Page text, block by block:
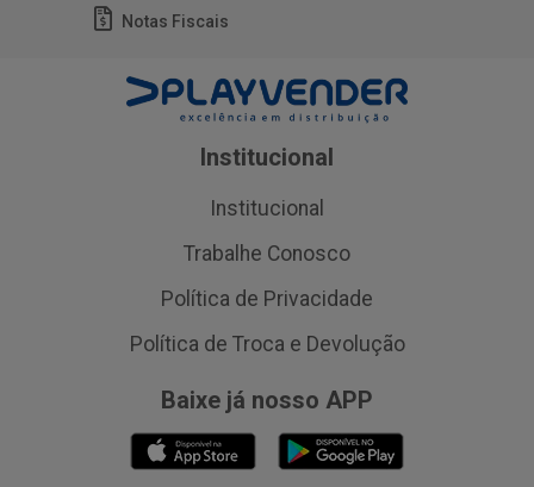
Notas Fiscais
Institucional
Institucional
Trabalhe Conosco
Política de Privacidade
Política de Troca e Devolução
Baixe já nosso APP